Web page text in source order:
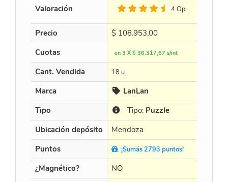
Valoración 4 Op.
Precio $ 108.953,00
Cuotas
en 3 X $ 36.317,67 s/int
Cant. Vendida 18 u.
Marca LanLan
Tipo
Tipo: Puzzle
Ubicación depósito
Mendoza
Puntos
¡Sumás 2793 puntos!
¿Magnético? NO